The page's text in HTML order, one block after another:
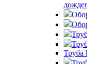
Труба